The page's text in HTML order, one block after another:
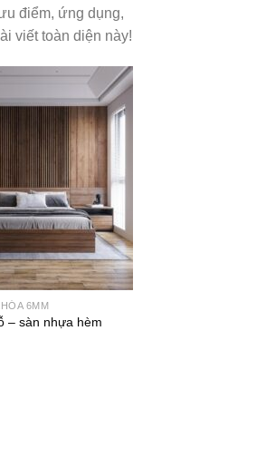
điểm, ứng dụng,
viết toàn diện này!
6MM
– sàn nhựa hèm